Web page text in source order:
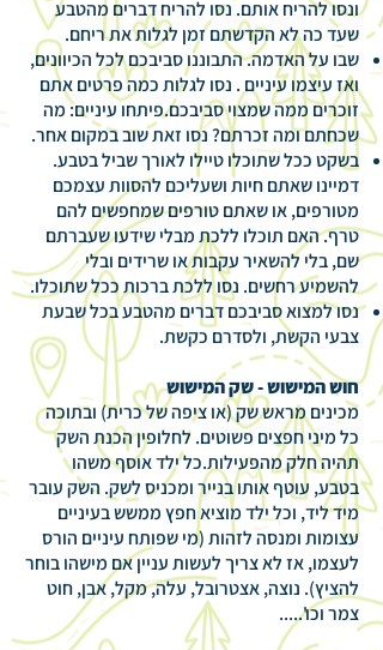
ונסו להריח אותם. נסו להריח דברים מהטבע
שעד כה לא הקדשתם זמן לגלות את ריחם.
שבו על האדמה. התבוננו סביבכם לכל הכיוונים,
ואז עיצמו עיניים . נסו לגלות כמה פרטים אתם
זוכרים ממה שמצוי סביבכם.פיתחו עיניים: מה
שכחתם ומה זכרתם? נסו זאת שוב במקום אחר.
בשקט ככל שתוכלו טיילו לאורך שביל בטבע.
דמיינו שאתם חיות ושעליכם להסוות עצמכם
מטורפים, או שאתם טורפים שמחפשים להם
טרף. האם תוכלו ללכת מבלי שידעו שעברתם
שם, בלי להשאיר עקבות או שרידים ובלי
להשמיע רחשים. נסו ללכת ברכות ככל שתוכלו.
נסו למצוא סביבכם דברים מהטבע בכל שבעת
צבעי הקשת, ולסדרם כקשת.
חוש המישוש - שק המישוש
מכינים מראש שק (או ציפה של כרית) ובתוכה
כל מיני חפצים פשוטים. לחלופין הכנת השק
תהיה חלק מהפעילות.כל ילד אוסף משהו
בטבע, עוטף אותו בנייר ומכניס לשק. השק עובר
מיד ליד, וכל ילד מוציא חפץ ממשש בעיניים
עצומות ומנסה לזהות (מי שפותח עיניים הורס
לעצמו, אז לא צריך לעשות עניין אם מישהו בוחר
להציץ). נוצה, אצטרובל, עלה, מקל, אבן, חוט
צמר וכו'.....